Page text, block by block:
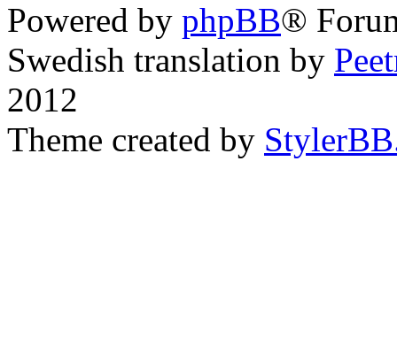
Powered by phpBB®
Swedish translation by
2012
Theme created by